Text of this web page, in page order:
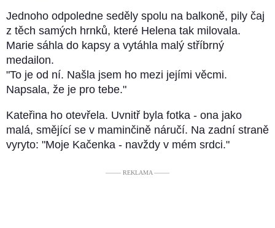
Jednoho odpoledne seděly spolu na balkoně, pily čaj
z těch samých hrnků, které Helena tak milovala.
Marie sáhla do kapsy a vytáhla malý stříbrný
medailon.
"To je od ní. Našla jsem ho mezi jejími věcmi.
Napsala, že je pro tebe."
Kateřina ho otevřela. Uvnitř byla fotka - ona jako
malá, smějící se v maminčině náručí. Na zadní straně
vyryto: "Moje Kačenka - navždy v mém srdci."
––––– REKLAMA –––––